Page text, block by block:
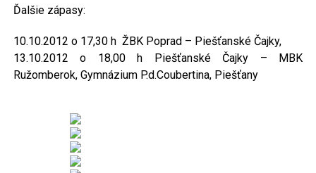
Ďalšie zápasy:
10.10.2012 o 17,30 h ŽBK Poprad – Piešťanské Čajky,
13.10.2012 o 18,00 h Piešťanské Čajky – MBK
Ružomberok, Gymnázium P.d.Coubertina, Piešťany